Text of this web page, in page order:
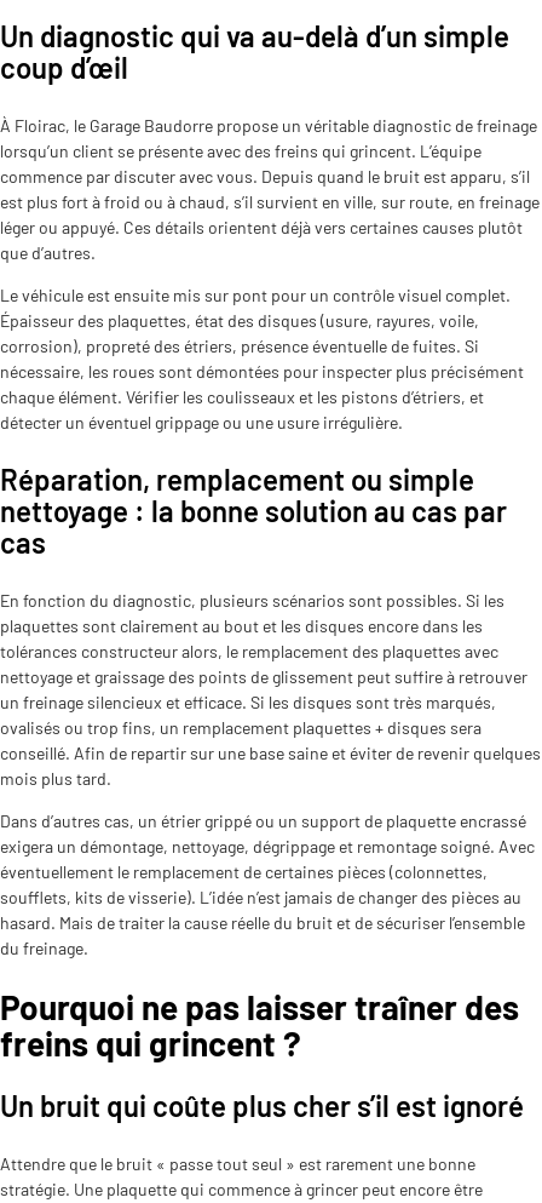
Un diagnostic qui va au-delà d’un simple
coup d’œil
À Floirac, le Garage Baudorre propose un véritable diagnostic de freinage
lorsqu’un client se présente avec des freins qui grincent. L’équipe
commence par discuter avec vous. Depuis quand le bruit est apparu, s’il
est plus fort à froid ou à chaud, s’il survient en ville, sur route, en freinage
léger ou appuyé. Ces détails orientent déjà vers certaines causes plutôt
que d’autres.
Le véhicule est ensuite mis sur pont pour un contrôle visuel complet.
Épaisseur des plaquettes, état des disques (usure, rayures, voile,
corrosion), propreté des étriers, présence éventuelle de fuites. Si
nécessaire, les roues sont démontées pour inspecter plus précisément
chaque élément. Vérifier les coulisseaux et les pistons d’étriers, et
détecter un éventuel grippage ou une usure irrégulière.
Réparation, remplacement ou simple
nettoyage : la bonne solution au cas par
cas
En fonction du diagnostic, plusieurs scénarios sont possibles. Si les
plaquettes sont clairement au bout et les disques encore dans les
tolérances constructeur alors, le remplacement des plaquettes avec
nettoyage et graissage des points de glissement peut suffire à retrouver
un freinage silencieux et efficace. Si les disques sont très marqués,
ovalisés ou trop fins, un remplacement plaquettes + disques sera
conseillé. Afin de repartir sur une base saine et éviter de revenir quelques
mois plus tard.
Dans d’autres cas, un étrier grippé ou un support de plaquette encrassé
exigera un démontage, nettoyage, dégrippage et remontage soigné. Avec
éventuellement le remplacement de certaines pièces (colonnettes,
soufflets, kits de visserie). L’idée n’est jamais de changer des pièces au
hasard. Mais de traiter la cause réelle du bruit et de sécuriser l’ensemble
du freinage.
Pourquoi ne pas laisser traîner des
freins qui grincent ?
Un bruit qui coûte plus cher s’il est ignoré
Attendre que le bruit « passe tout seul » est rarement une bonne
stratégie. Une plaquette qui commence à grincer peut encore être